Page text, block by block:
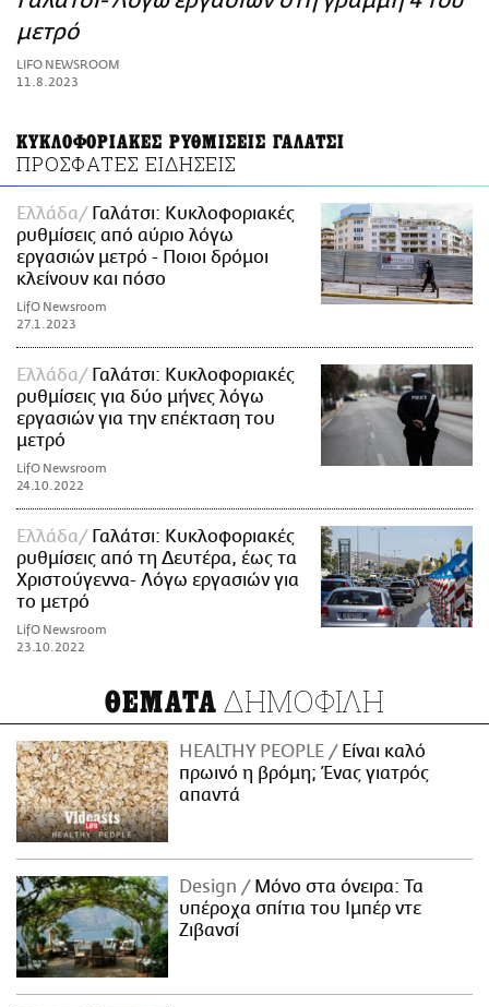
ΑΜΠΑ
PRINT
μετρό
LIFO NEWSROOM
11.8.2023
ΚΥΚΛΟΦΟΡΙΑΚΕΣ ΡΥΘΜΙΣΕΙΣ ΓΑΛΑΤΣΙ
ΠΡΟΣΦΑΤΕΣ ΕΙΔΗΣΕΙΣ
Ελλάδα
Γαλάτσι: Κυκλοφοριακές
ρυθμίσεις από αύριο λόγω
εργασιών μετρό - Ποιοι δρόμοι
κλείνουν και πόσο
LifO Newsroom
27.1.2023
Ελλάδα
Γαλάτσι: Κυκλοφοριακές
ρυθμίσεις για δύο μήνες λόγω
εργασιών για την επέκταση του
μετρό
LifO Newsroom
24.10.2022
Ελλάδα
Γαλάτσι: Κυκλοφοριακές
ρυθμίσεις από τη Δευτέρα, έως τα
Χριστούγεννα- Λόγω εργασιών για
το μετρό
LifO Newsroom
23.10.2022
ΘΕΜΑΤΑ ΔΗΜΟΦΙΛΗ
HEALTHY PEOPLE
Είναι καλό
πρωινό η βρόμη; Ένας γιατρός
απαντά
Design
Μόνο στα όνειρα: Τα
υπέροχα σπίτια του Ιμπέρ ντε
Ζιβανσί